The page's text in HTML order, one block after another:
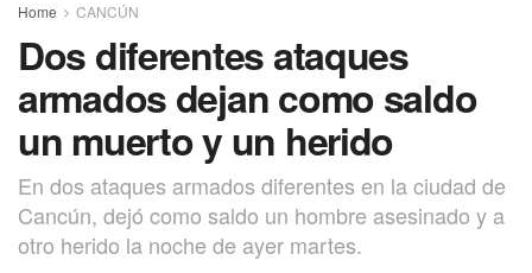
Home CANCÚN
Dos diferentes ataques
armados dejan como saldo
un muerto y un herido
En dos ataques armados diferentes en la ciudad de
Cancún, dejó como saldo un hombre asesinado y a
otro herido la noche de ayer martes.